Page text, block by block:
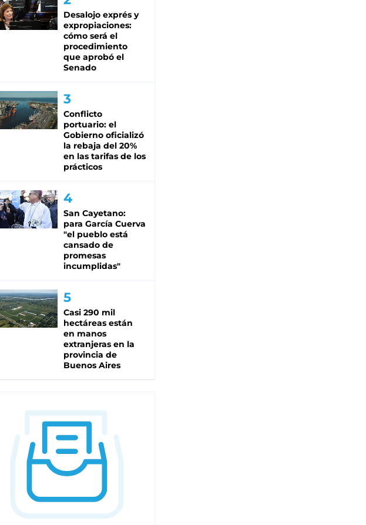
Desalojo exprés y
expropiaciones:
cómo será el
procedimiento
que aprobó el
Senado
Conflicto
portuario: el
Gobierno oficializó
la rebaja del 20%
en las tarifas de los
prácticos
San Cayetano:
para García Cuerva
"el pueblo está
cansado de
promesas
incumplidas"
Casi 290 mil
hectáreas están
en manos
extranjeras en la
provincia de
Buenos Aires